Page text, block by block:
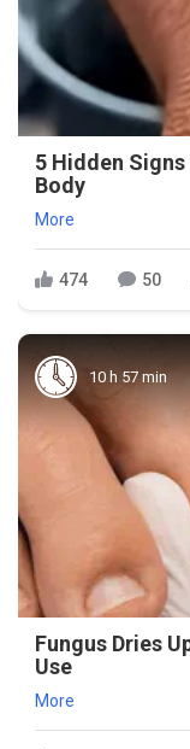
5 Hidden Signs
Body
More
474 50
10 h 57 min
Fungus Dries
Use
More